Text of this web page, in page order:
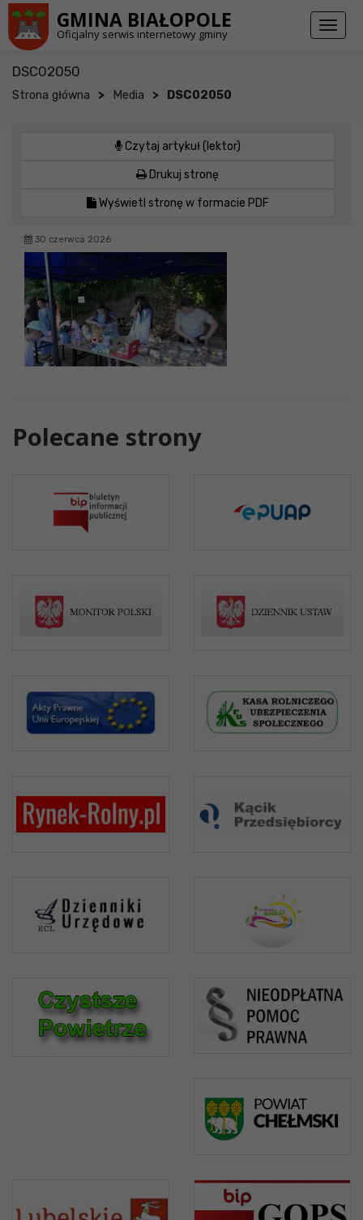
GMINA BIAŁOPOLE
Oficjalny serwis internetowy gminy
Toggle
DSC02050
Strona główna > Media > DSC02050
Czytaj artykuł (lektor)
Drukuj stronę
Wyświetl stronę w formacie PDF
30 czerwca 2026
Polecane strony